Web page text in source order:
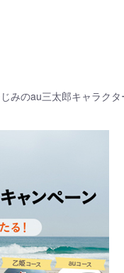
みのau三太郎キャラク